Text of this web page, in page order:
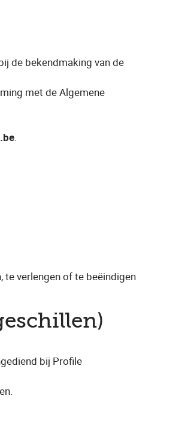
de bekendmaking van de
met de Algemene
.
verlengen of te beëindigen
bij Profile